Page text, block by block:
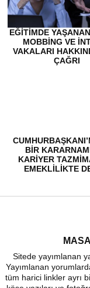
EĞITIMDE
MOBBING VE
VAKALARI
ÇAĞRI
BİR
KARİYER
EMEKLİLİKTE
Sitede yayımlanan
Yayımlanan
tüm harici linkler ayrı